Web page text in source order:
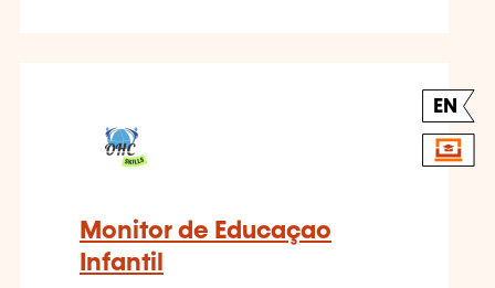
EN
Monitor de Educaçao
Infantil